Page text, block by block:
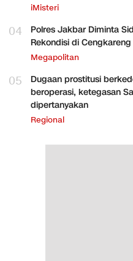
iMisteri
04
Polres Jakbar Diminta
Rekondisi di Cengkareng
Megapolitan
05
Dugaan prostitusi
beroperasi, ketegasan
dipertanyakan
Regional